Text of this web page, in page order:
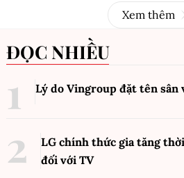
Xem thêm
ĐỌC NHIỀU
Lý do Vingroup đặt tên sân
LG chính thức gia tăng
đối với TV